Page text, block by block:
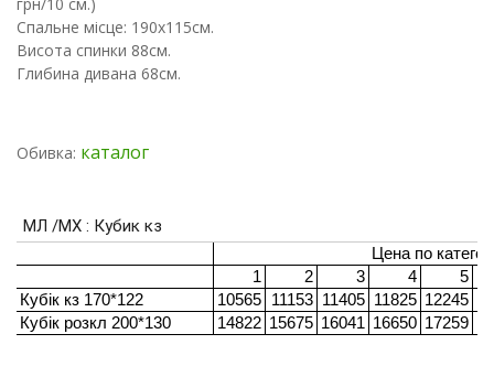
Спальне місце: 190х115см.
Висота спинки 88см.
Глибина дивана 68см.
Обивка: каталог